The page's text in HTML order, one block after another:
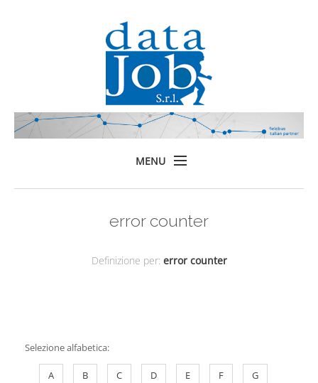
MENU
error counter
Definizione per: error counter
Selezione alfabetica:
A B C D E F G